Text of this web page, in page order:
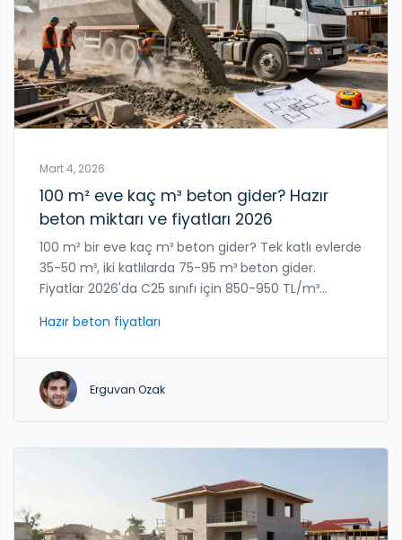
Mart 4, 2026
100 m² eve kaç m³ beton gider? Hazır
beton miktarı ve fiyatları 2026
100 m² bir eve kaç m³ beton gider? Tek katlı evlerde
35-50 m³, iki katlılarda 75-95 m³ beton gider.
Fiyatlar 2026'da C25 sınıfı için 850-950 TL/m³
Hazır beton fiyatları
Erguvan Ozak